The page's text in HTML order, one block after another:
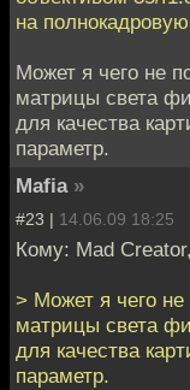
на
Может я чего не
матрицы света
для качества
параметр.
Mafia »
#23 | 14.06.09 18:25
Кому: Mad Creator,
> Может я чего
матрицы света
для качества
параметр.